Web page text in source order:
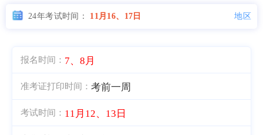
24年考试时间： 11月16、17日 地区
报名时间： 7、8月
准考证打印时间： 考前一周
考试时间： 11月12、13日